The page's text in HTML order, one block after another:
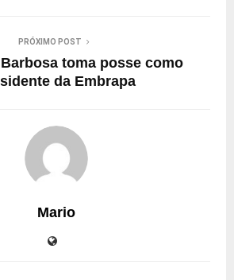
PRÓXIMO POST
toma posse como
da Embrapa
Mario